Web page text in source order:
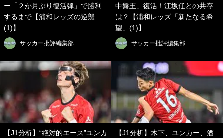
ー「２か月ぶり復活弾」で勝利
するまで【浦和レッズの逆襲
(1)】
サッカー批評編集部
中盤王」復活！江坂任との共存
は？【浦和レッズ「新たなる希
望」(1)】
サッカー批評編集部
【J1分析】“絶対的エース”ユンカ
【J1分析】木下、ユンカー、酒